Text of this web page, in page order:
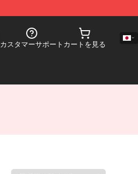
カスタマーサポート カートを見る